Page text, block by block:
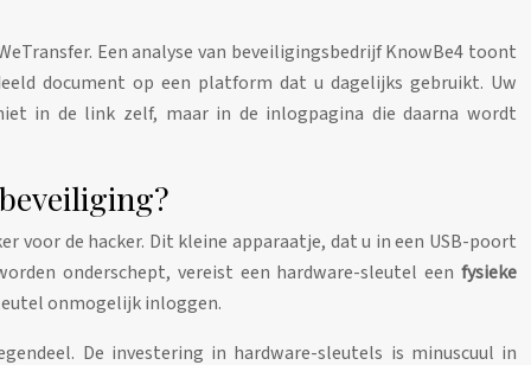
Een analyse van beveiligingsbedrijf KnowBe4 toont
document op een platform dat u dagelijks gebruikt. Uw
in de link zelf, maar in de inlogpagina die daarna wordt
voor de hacker. Dit kleine apparaatje, dat u in een USB-poort
onderschept, vereist een hardware-sleutel een fysieke
onmogelijk inloggen.
De investering in hardware-sleutels is minuscuul in